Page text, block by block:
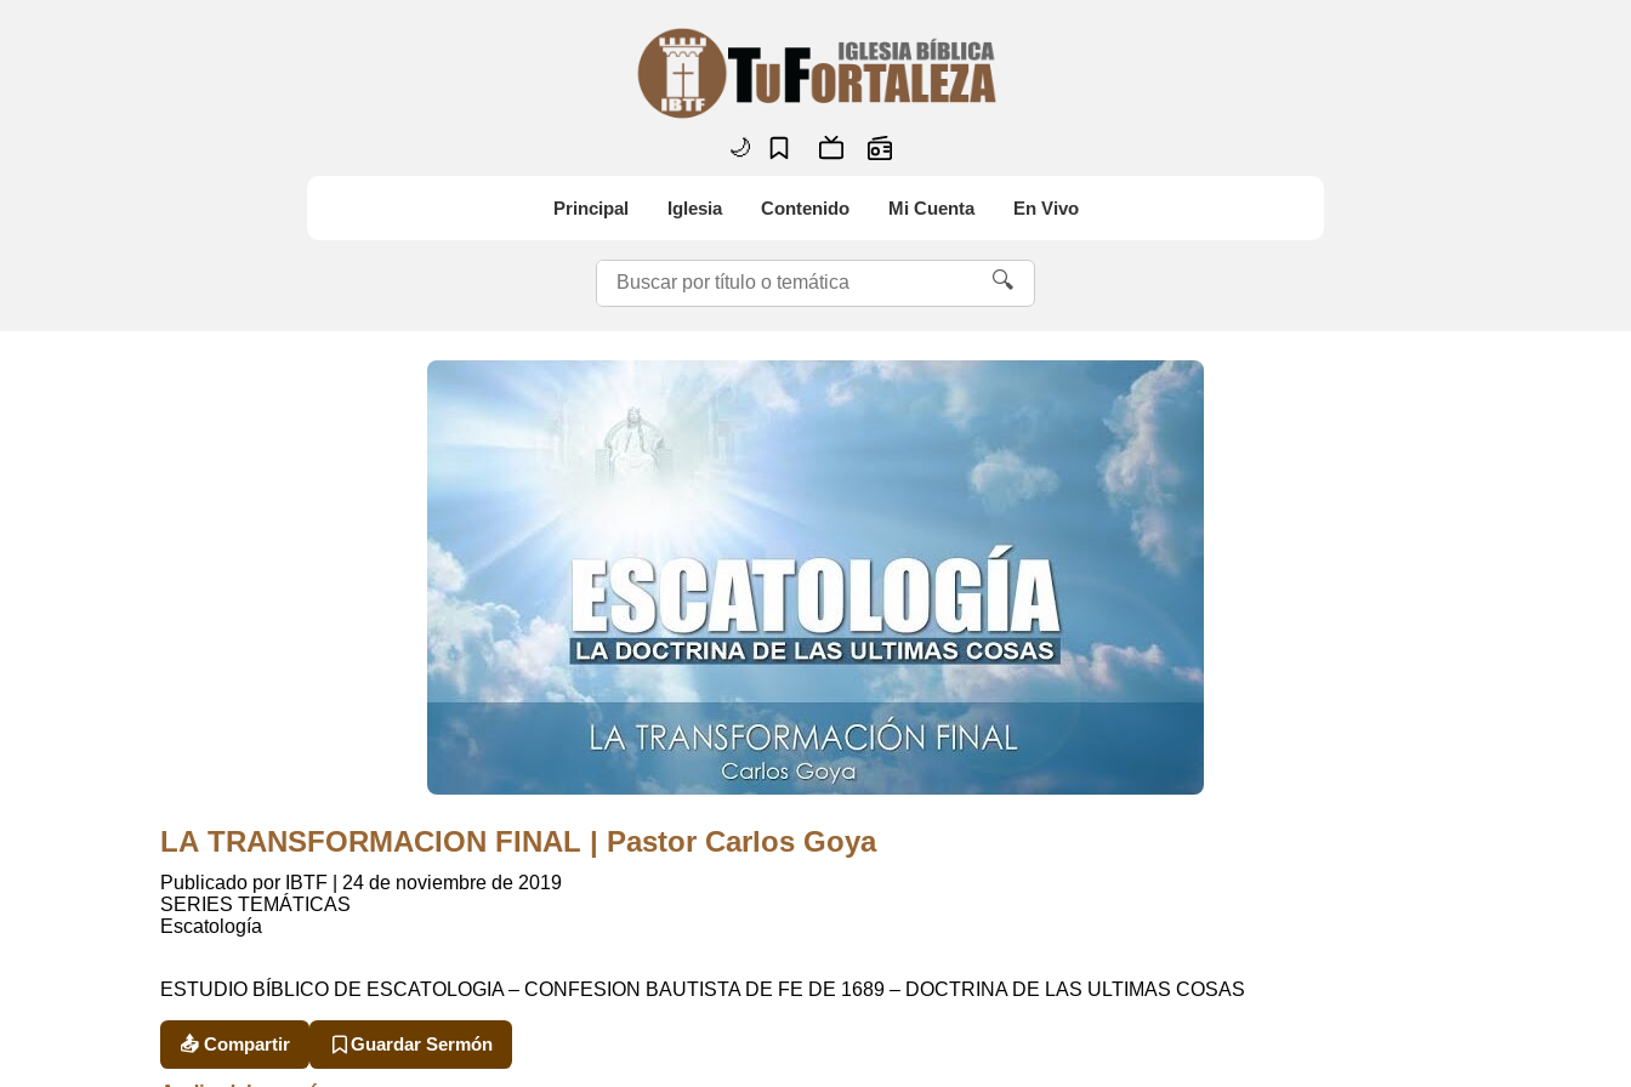
🌙
Principal Iglesia Contenido Mi Cuenta En Vivo
🔍
LA TRANSFORMACION FINAL | Pastor Carlos Goya
Publicado por IBTF
24 de noviembre de 2019
SERIES TEMÁTICAS
Escatología
ESTUDIO BÍBLICO DE ESCATOLOGIA – CONFESION BAUTISTA DE FE DE 1689 – DOCTRINA DE LAS ULTIMAS COSAS
📤 Compartir Guardar Sermón